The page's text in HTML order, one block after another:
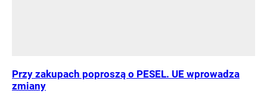
Przy zakupach poproszą o PESEL. UE wprowadza
zmiany